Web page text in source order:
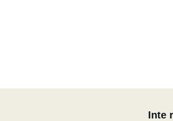
som en extra tjänst ingår bensinen i priset.
Inte